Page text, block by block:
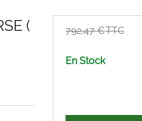
( 792,47 €
En Stock